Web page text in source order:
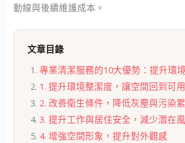
動線與後續維護成本。
文章目錄
專業清潔服務的10大優勢：提升環
1. 提升環境整潔度，讓空間回到可
2. 改善衛生條件，降低灰塵與污染
3. 提升工作與居住安全，減少潛在
4. 增強空間形象，提升對外觀感